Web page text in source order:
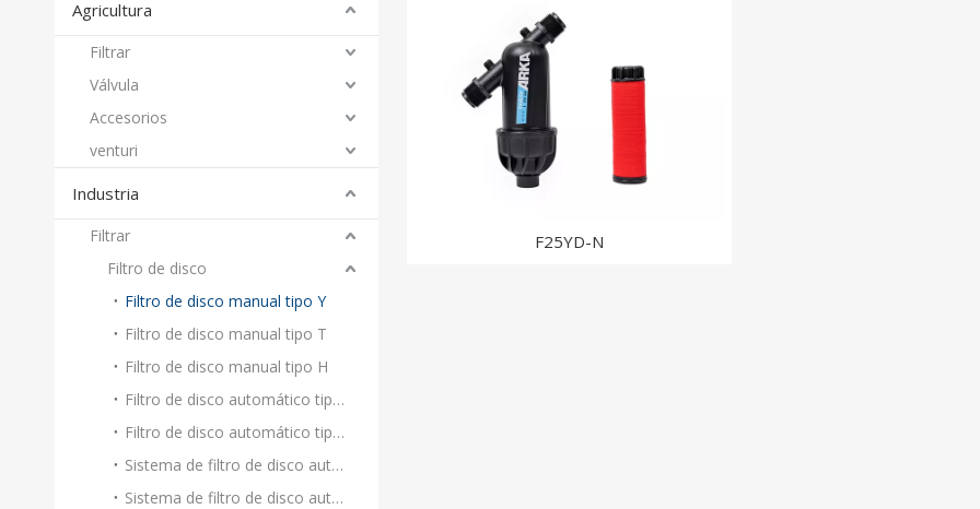
Agricultura
Filtrar
Válvula
Accesorios
venturi
Industria
Filtrar
Filtro de disco
Filtro de disco manual tipo Y
Filtro de disco manual tipo T
Filtro de disco manual tipo H
Filtro de disco automático tipo T
Filtro de disco automático tipo H
Sistema de filtro de disco automático tipo T
Sistema de filtro de disco automático tipo H
F25YD-N